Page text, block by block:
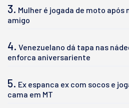
3. Mulher é jogada de moto após
amigo
4. Venezuelano dá tapa nas
enforca aniversariente
5. Ex espanca ex com socos e
cama em MT